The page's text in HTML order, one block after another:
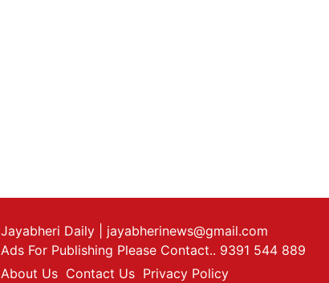
Jayabheri Daily
| jayabherinews@gmail.com
Ads For Publishing Please Contact.. 9391 544 889
About Us Contact Us Privacy Policy